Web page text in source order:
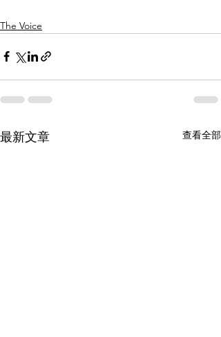
The Voice
最新文章 查看全部